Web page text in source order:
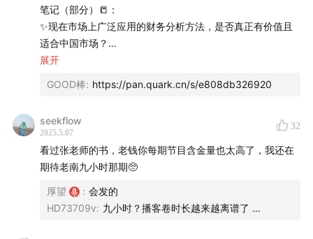
同样的体验报告，对于不同年龄的人价值不同。
当两个企业或一件事情需要通过小数点后边两位数区分高低
和好坏的话，已经没有意义了。更多是有格局的分析，而不
是细致入微的分析。
只要财务数据有一定的质量，系统分析能力就能对企业画出
笔记（部分）📒：
✨现在市场上广泛应用的财务分析方法，是否真正有价值且
适合中国市场？
市场上的许多财务分析方法并不能真正适应中国市场，因为
实际应用中可能存在误导性。例如，资产负债率被错误地定
财务处理，如发行永续债，这不仅没有解决问题，反而带来
了新的财务风险。
财报与投资之间关系密切，财报揭示了企业在某一时期的投
资决策效果，以及企业当前的价值和未来的潜在发展能力，
展开
GOOD棒: https://pan.quark.cn/s/e808db326920
seekflow
2025.5.07
32
看过张老师的书，老钱你每期节目含金量也太高了，我还在
期待老南九小时那期🥺
厚望 : 会发的
HD73709v: 九小时？播客卷时长越来越离谱了 …